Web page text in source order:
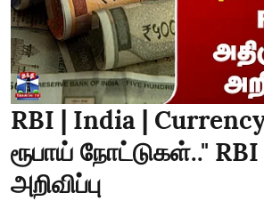
RBI | India | Currency
ரூபாய் நோட்டுகள்.."
அறிவிப்பு